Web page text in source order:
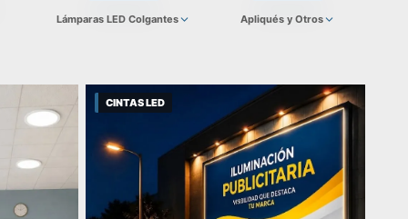
Lámparas LED Colgantes Apliqués y Otros
CINTAS LED